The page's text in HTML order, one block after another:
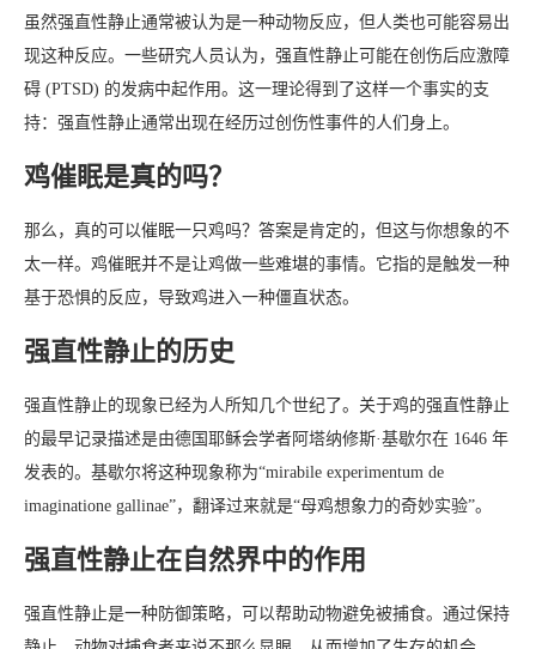
虽然强直性静止通常被认为是一种动物反应，但人类也可能容易出
现这种反应。一些研究人员认为，强直性静止可能在创伤后应激障
碍 (PTSD) 的发病中起作用。这一理论得到了这样一个事实的支
持：强直性静止通常出现在经历过创伤性事件的人们身上。
鸡催眠是真的吗？
那么，真的可以催眠一只鸡吗？答案是肯定的，但这与你想象的不
太一样。鸡催眠并不是让鸡做一些难堪的事情。它指的是触发一种
基于恐惧的反应，导致鸡进入一种僵直状态。
强直性静止的历史
强直性静止的现象已经为人所知几个世纪了。关于鸡的强直性静止
的最早记录描述是由德国耶稣会学者阿塔纳修斯·基歇尔在 1646 年
发表的。基歇尔将这种现象称为“mirabile experimentum de
imaginatione gallinae”，翻译过来就是“母鸡想象力的奇妙实验”。
强直性静止在自然界中的作用
强直性静止是一种防御策略，可以帮助动物避免被捕食。通过保持